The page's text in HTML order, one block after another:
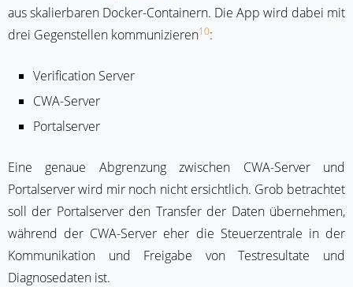
aus skalierbaren Docker-Containern. Die App wird dabei mit
drei Gegenstellen kommunizieren10:
Verification Server
CWA-Server
Portalserver
Eine genaue Abgrenzung zwischen CWA-Server und
Portalserver wird mir noch nicht ersichtlich. Grob betrachtet
soll der Portalserver den Transfer der Daten übernehmen,
während der CWA-Server eher die Steuerzentrale in der
Kommunikation und Freigabe von Testresultate und
Diagnosedaten ist.